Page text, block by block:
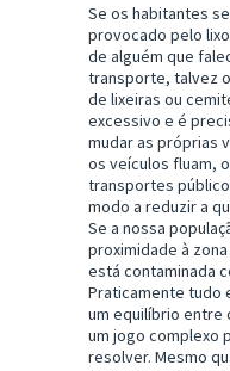
Se os habitantes
provocado pelo
de alguém que
transporte, talvez
de lixeiras ou
excessivo e é
mudar as próprias
os veículos fluam,
transportes
modo a reduzir a
Se a nossa
proximidade à
está contaminada
Praticamente tudo
um equilíbrio entre
um jogo complexo
resolver. Mesmo